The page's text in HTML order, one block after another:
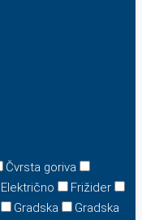
Čvrsta goriva
Električno
Frižider
Gradska
Gradska